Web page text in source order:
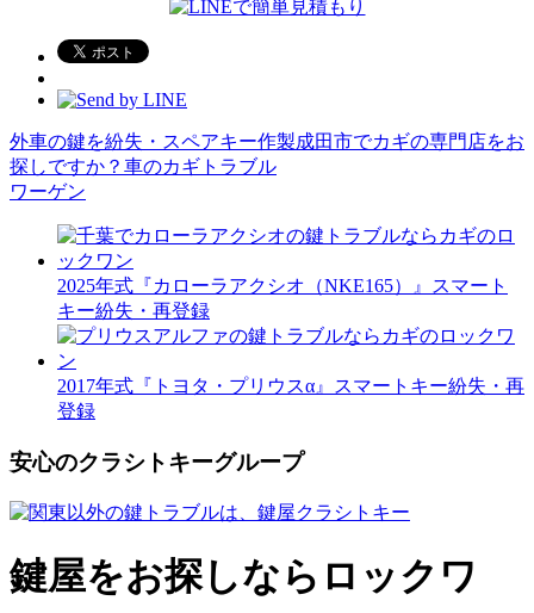
外車の鍵を紛失・スペアキー作製成田市でカギの専門店をお
探しですか？ 車のカギトラブル
ワーゲン
2025年式『カローラアクシオ（NKE165）』スマート
キー紛失・再登録
2017年式『トヨタ・プリウスα』スマートキー紛失・再
登録
安心のクラシトキーグループ
鍵屋をお探しならロックワ